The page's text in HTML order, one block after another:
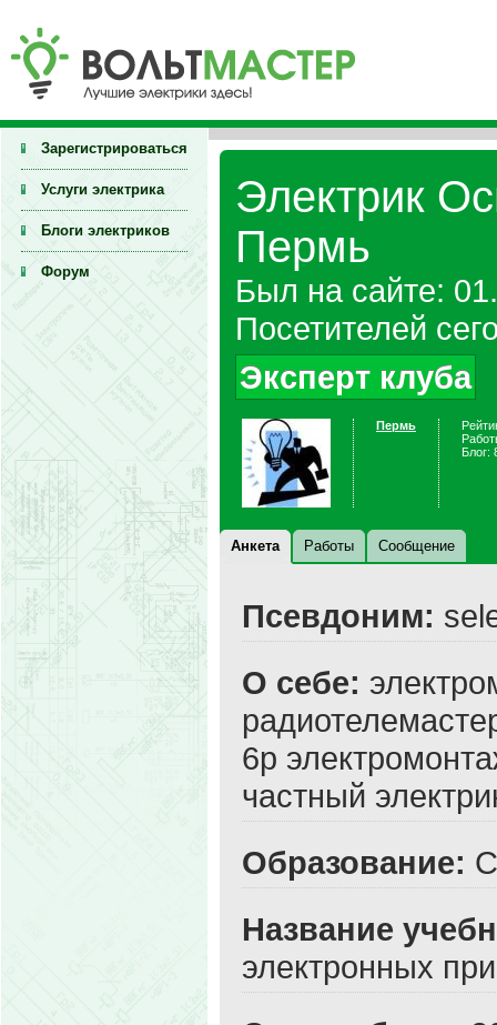
Зарегистрироваться
Услуги электрика
Блоги электриков
Форум
Электрик
Пермь
Был на сайте:
Посетителей
Эксперт клуба
Пермь
Блог:
Анкета Работы Сообщение
Псевдоним:
О себе:
6р
частный
Образование:
Название
электронных